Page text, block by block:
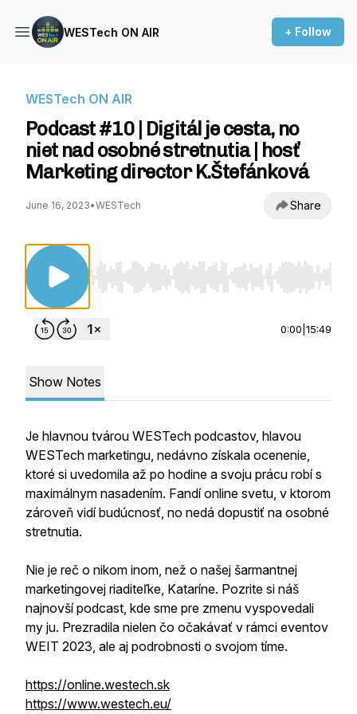
WESTech ON AIR + Follow
WESTech ON AIR
Podcast #10 | Digitál je cesta, no
niet nad osobné stretnutia | hosť
Marketing director K.Štefánková
June 16, 2023•WESTech Share
Use Left/Right to seek, Home/End to jump to
0:00 15:49
Show Notes
Je hlavnou tvárou WESTech podcastov, hlavou
WESTech marketingu, nedávno získala ocenenie,
ktoré si uvedomila až po hodine a svoju prácu robí s
maximálnym nasadením. Fandí online svetu, v ktorom
zároveň vidí budúcnosť, no nedá dopustiť na osobné
stretnutia.
Nie je reč o nikom inom, než o našej šarmantnej
marketingovej riaditeľke, Kataríne. Pozrite si náš
najnovší podcast, kde sme pre zmenu vyspovedali
my ju. Prezradila nielen čo očakávať v rámci eventov
WEIT 2023, ale aj podrobnosti o svojom tíme.
https://online.westech.sk
https://www.westech.eu/